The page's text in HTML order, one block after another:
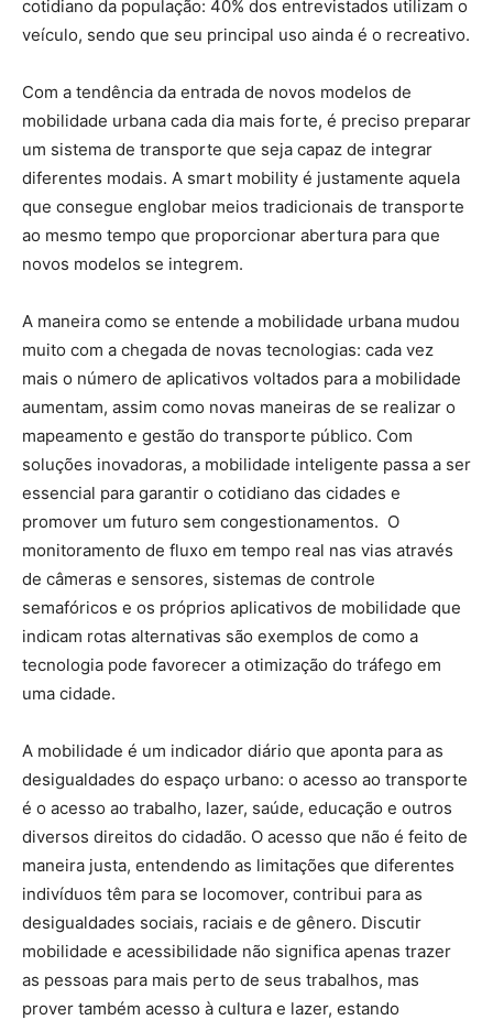
cotidiano da população: 40% dos entrevistados utilizam o
veículo, sendo que seu principal uso ainda é o recreativo.
Com a tendência da entrada de novos modelos de
mobilidade urbana cada dia mais forte, é preciso preparar
um sistema de transporte que seja capaz de integrar
diferentes modais. A smart mobility é justamente aquela
que consegue englobar meios tradicionais de transporte
ao mesmo tempo que proporcionar abertura para que
novos modelos se integrem.
A maneira como se entende a mobilidade urbana mudou
muito com a chegada de novas tecnologias: cada vez
mais o número de aplicativos voltados para a mobilidade
aumentam, assim como novas maneiras de se realizar o
mapeamento e gestão do transporte público. Com
soluções inovadoras, a mobilidade inteligente passa a ser
essencial para garantir o cotidiano das cidades e
promover um futuro sem congestionamentos. O
monitoramento de fluxo em tempo real nas vias através
de câmeras e sensores, sistemas de controle
semafóricos e os próprios aplicativos de mobilidade que
indicam rotas alternativas são exemplos de como a
tecnologia pode favorecer a otimização do tráfego em
uma cidade.
A mobilidade é um indicador diário que aponta para as
desigualdades do espaço urbano: o acesso ao transporte
é o acesso ao trabalho, lazer, saúde, educação e outros
diversos direitos do cidadão. O acesso que não é feito de
maneira justa, entendendo as limitações que diferentes
indivíduos têm para se locomover, contribui para as
desigualdades sociais, raciais e de gênero. Discutir
mobilidade e acessibilidade não significa apenas trazer
as pessoas para mais perto de seus trabalhos, mas
prover também acesso à cultura e lazer, estando